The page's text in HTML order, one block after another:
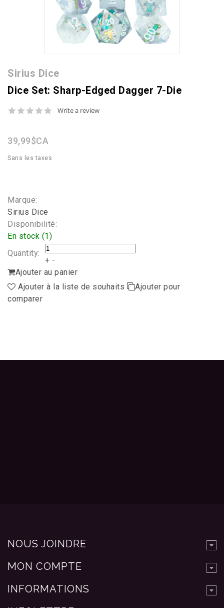
Sirius Dice
Dice Set: Sharp-Edged Dagger 7-Die
0.0
Write a review
39,99$CA
Sans les taxes
Marque:
Sirius Dice
Disponibilité:
En stock (1)
Quantity:
+ -
Ajouter au panier
Ajouter à la liste de souhaits
Ajouter pour
comparer
NOUS JOINDRE
MON COMPTE
INFORMATIONS